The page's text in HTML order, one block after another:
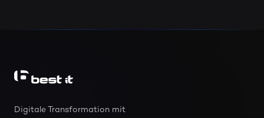
Digitale Transformation mit